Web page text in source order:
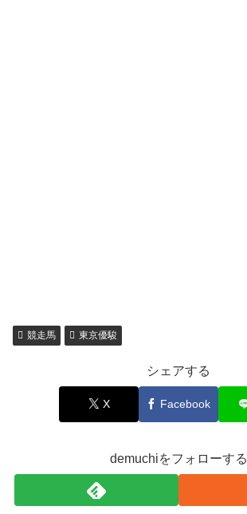
競走馬 東京優駿
シェアする
X Facebook
demuchiをフォローする